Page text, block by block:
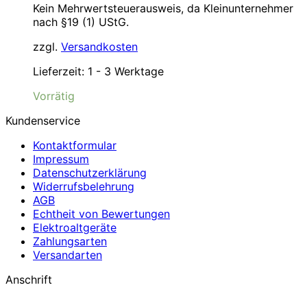
Kein Mehrwertsteuerausweis, da Kleinunternehmer
nach §19 (1) UStG.
zzgl. Versandkosten
Lieferzeit: 1 - 3 Werktage
Vorrätig
Kundenservice
Kontaktformular
Impressum
Datenschutzerklärung
Widerrufsbelehrung
AGB
Echtheit von Bewertungen
Elektroaltgeräte
Zahlungsarten
Versandarten
Anschrift